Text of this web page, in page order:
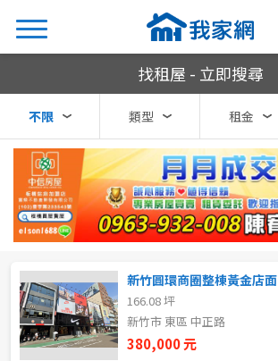
熱門關鍵字
不限
台北市
我家網房屋租賃
找租屋 - 立即搜尋
不限 類型 租金
新竹圓環商圈整棟黃金店面
166.08 坪
新竹市 東區 中正路
380,000 元